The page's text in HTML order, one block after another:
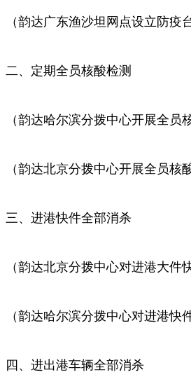
（韵达广东渔沙坦网点设立防疫
二、定期全员核酸检测
（韵达哈尔滨分拨中心开展全员
（韵达北京分拨中心开展全员核
三、进港快件全部消杀
（韵达北京分拨中心对进港大件
（韵达哈尔滨分拨中心对进港快
四、进出港车辆全部消杀